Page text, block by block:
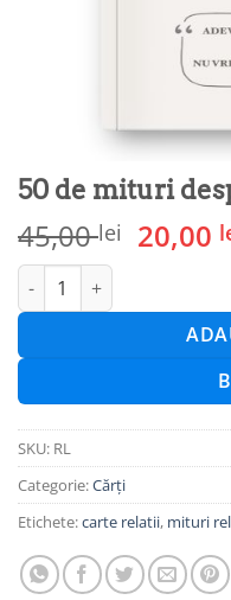
50 de mituri
45,00lei Prețul
inițial
fost:
45,00
20,00
Cantitate 50 de mituri
SKU: RL
Categorie:Cărți
Etichete:carte relatii, mituri